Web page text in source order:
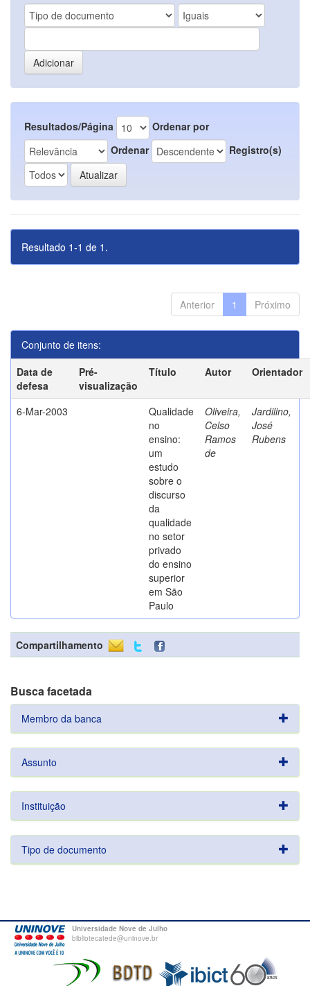
Resultados/Página
Ordenar por
Ordenar
Registro(s)
Resultado 1-1 de 1.
Anterior 1 Próximo
Conjunto de itens:
Data de
defesa
Pré-
visualização
Título Autor Orientador
6-Mar-2003
Qualidade
no
ensino:
um
estudo
sobre o
discurso
da
qualidade
no setor
privado
do ensino
superior
em São
Paulo
Oliveira,
Celso
Ramos
de
Jardilino,
José
Rubens
Compartilhamento
Busca facetada
Membro da banca
Assunto
Instituição
Tipo de documento
Universidade Nove de Julho
bibliotecatede@uninove.br